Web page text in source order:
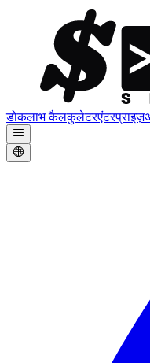
डोकलाभ कैलकुलेटरएंटरप्राइज़